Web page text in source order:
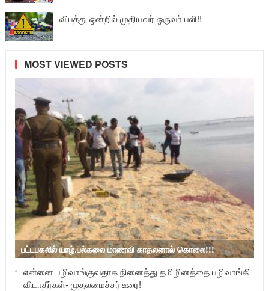
விபத்து ஒன்றில் முதியவர் ஒருவர் பலி!!
MOST VIEWED POSTS
பட்டபகலில் யாழ்.பல்கலை மாணவி காதலனால் கொலை!!!
என்னை பழிவாங்குவதாக நினைத்து தமிழினத்தை பழிவாங்கி
விடாதீர்கள்- முதலமைச்சர் உரை!